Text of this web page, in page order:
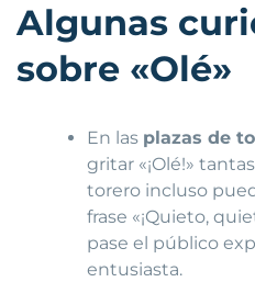
Algunas
sobre «Olé»
En las plazas de
gritar «¡Olé!»
torero incluso
frase «¡Quieto,
pase el público
entusiasta.